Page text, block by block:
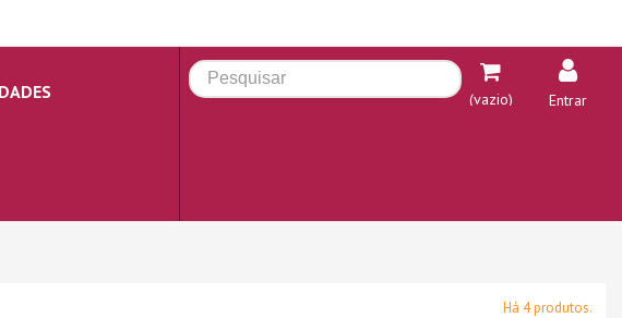
(vazio) Entrar
Há 4 produtos.